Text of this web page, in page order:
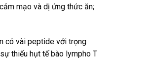
mạo và dị ứng thức ăn;
có vài peptide với trọng
thiếu hụt tế bào lympho T